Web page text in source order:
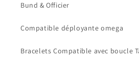
Bund & Officier
Compatible déployante omega
Bracelets Compatible avec boucle